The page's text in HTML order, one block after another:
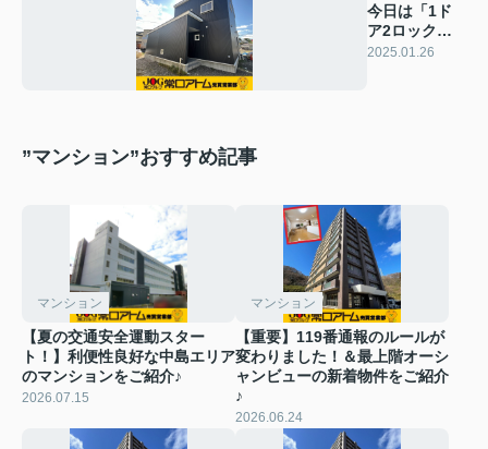
今日は「1ド
ア2ロックの
日」
2025.01.26
”マンション”おすすめ記事
マンション
【夏の交通安全運動スター
ト！】利便性良好な中島エリア
のマンションをご紹介♪
2026.07.15
マンション
【重要】119番通報のルールが
変わりました！＆最上階オーシ
ャンビューの新着物件をご紹介
♪
2026.06.24